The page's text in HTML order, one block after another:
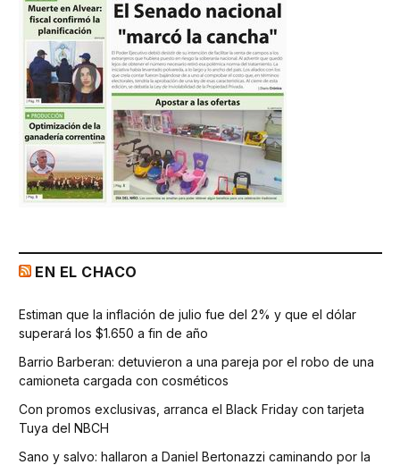
EN EL CHACO
Estiman que la inflación de julio fue del 2% y que el dólar
superará los $1.650 a fin de año
Barrio Barberan: detuvieron a una pareja por el robo de una
camioneta cargada con cosméticos
Con promos exclusivas, arranca el Black Friday con tarjeta
Tuya del NBCH
Sano y salvo: hallaron a Daniel Bertonazzi caminando por la